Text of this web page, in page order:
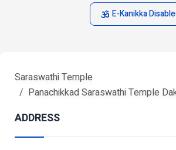
E-Kanikka
Saraswathi Temple
Panachikkad Saraswathi Temple
ADDRESS